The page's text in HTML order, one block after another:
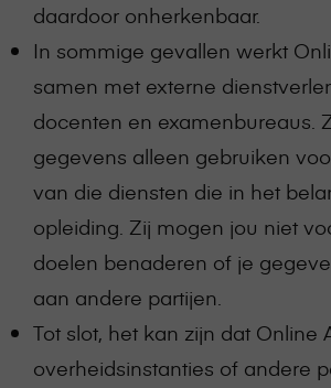
daardoor onherkenbaar.
In sommige gevallen werkt
samen met externe
docenten en examenbureaus.
gegevens alleen gebruiken
van die diensten die in het
opleiding. Zij mogen jou niet
doelen benaderen of je
aan andere partijen.
Tot slot, het kan zijn dat Online
overheidsinstanties of andere